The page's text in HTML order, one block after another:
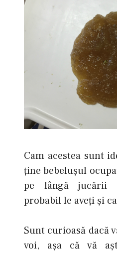
Cam acestea sunt
ţine bebeluşul
pe lângă jucării
probabil le aveţi şi
Sunt curioasă dacă
voi, aşa că vă